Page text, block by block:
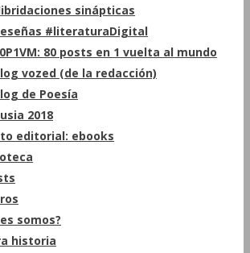
sinápticas
#literaturaDigital
80 posts en 1 vuelta al mundo
vozed (de la redacción)
de Poesía
2018
editorial: ebooks
somos?
historia